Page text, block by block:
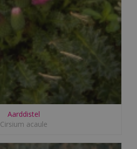
Aarddistel
Cirsium acaule